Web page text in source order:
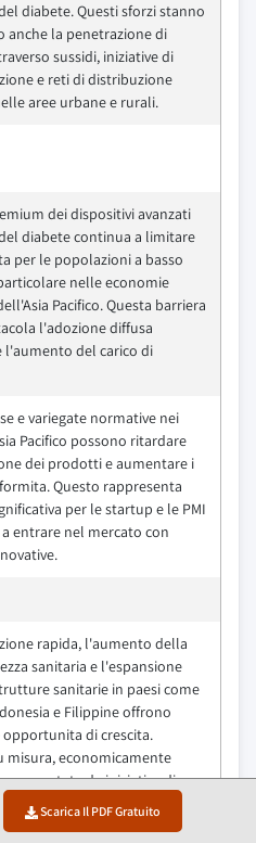
Scarica Il PDF Gratuito
diabete. Questi sforzi stanno
anche la penetrazione di
sussidi, iniziative di
e reti di distribuzione
aree urbane e rurali.
dei dispositivi avanzati
diabete continua a limitare
per le popolazioni a basso
nelle economie
Pacifico. Questa barriera
l'adozione diffusa
l'aumento del carico di
e variegate normative nei
Pacifico possono ritardare
dei prodotti e aumentare i
Questo rappresenta
per le startup e le PMI
entrare nel mercato con
rapida, l'aumento della
sanitaria e l'espansione
sanitarie in paesi come
e Filippine offrono
opportunita di crescita.
misura, economicamente
supportate da iniziative di
possono sbloccare un
sostanziale in queste